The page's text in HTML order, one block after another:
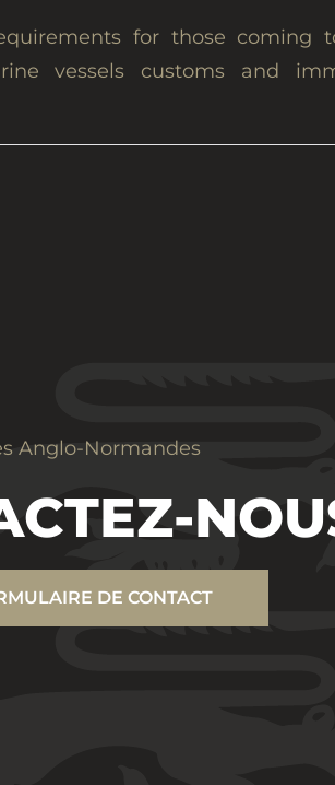
for those coming
vessels customs and
Anglo-Normandes
DE CONTACT